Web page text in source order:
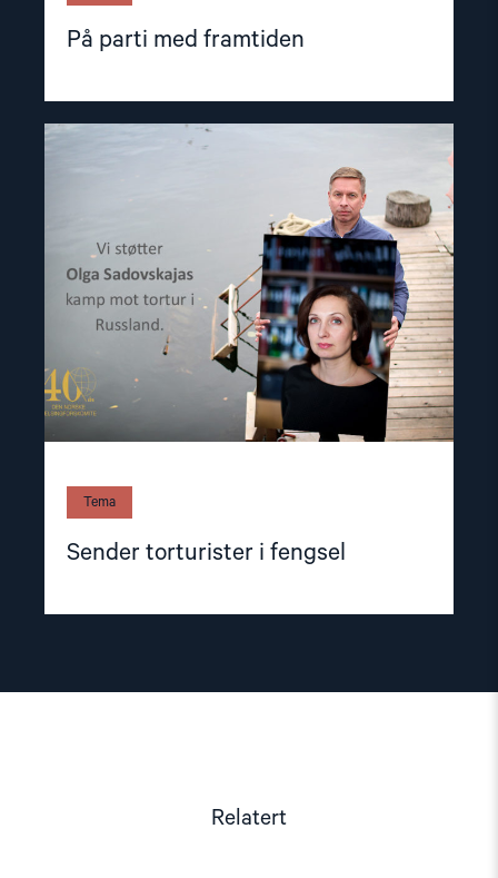
På parti med framtiden
Tema
Sender torturister i fengsel
fengsel"
Relatert